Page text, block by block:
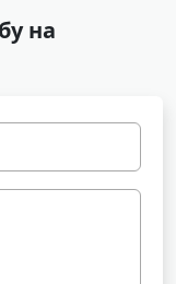
на